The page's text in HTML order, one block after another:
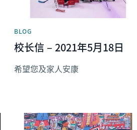
BLOG
校长信 – 2021年5月18日
希望您及家人安康
News image